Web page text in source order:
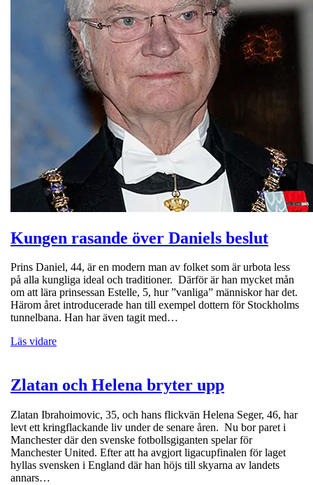
Kungen rasande över Daniels beslut
Prins Daniel, 44, är en modern man av folket som är urbota less
på alla kungliga ideal och traditioner. Därför är han mycket mån
om att lära prinsessan Estelle, 5, hur ”vanliga” människor har det.
Härom året introducerade han till exempel dottern för Stockholms
tunnelbana. Han har även tagit med…
Läs vidare
Zlatan och Helena bryter upp
Zlatan Ibrahoimovic, 35, och hans flickvän Helena Seger, 46, har
levt ett kringflackande liv under de senare åren. Nu bor paret i
Manchester där den svenske fotbollsgiganten spelar för
Manchester United. Efter att ha avgjort ligacupfinalen för laget
hyllas svensken i England där han höjs till skyarna av landets
annars…